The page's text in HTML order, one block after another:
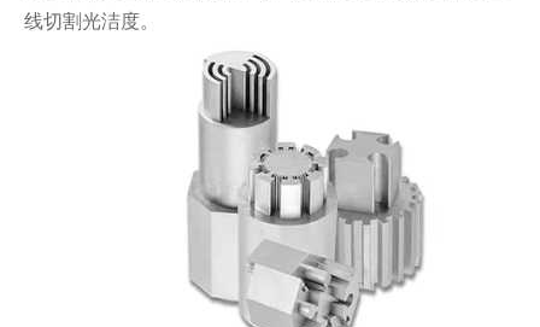
线切割光洁度。